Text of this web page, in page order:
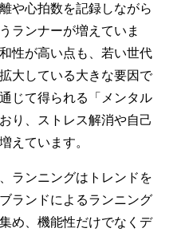
や心拍数を記録しながら
ランナーが増えていま
性が高い点も、若い世代
大している大きな要因で
じて得られる「メンタル
り、ストレス解消や自己
えています。
ランニングはトレンドを
ランドによるランニング
め、機能性だけでなくデ